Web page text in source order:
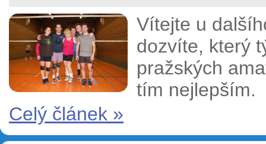
Vítejte u
dozvíte, který
pražských
tím nejlepším.
Celý článek »